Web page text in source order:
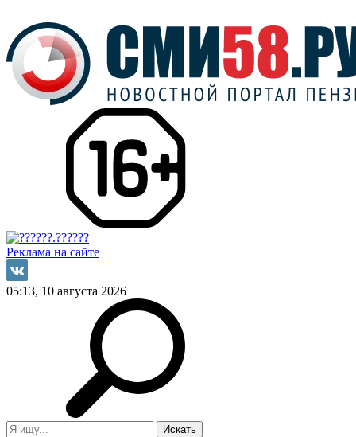
Реклама на сайте
05:13, 10 августа 2026